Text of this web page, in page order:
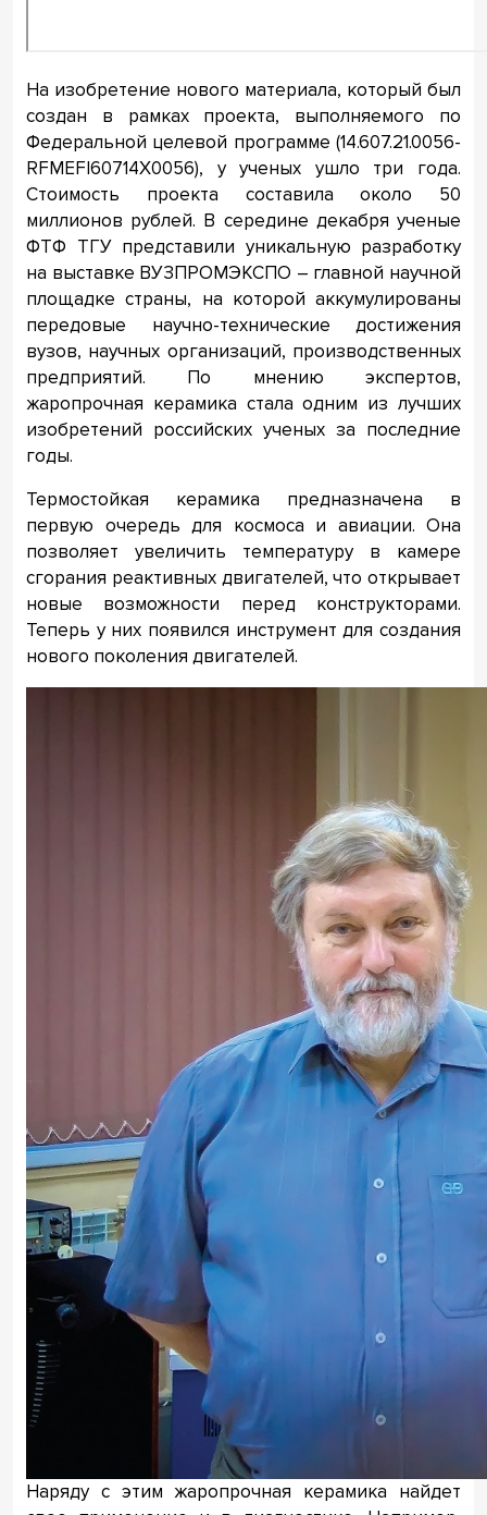
На изобретение нового материала, который был
создан в рамках проекта, выполняемого по
Федеральной целевой программе (14.607.21.0056-
RFMEFI60714X0056), у ученых ушло три года.
Стоимость проекта составила около 50
миллионов рублей. В середине декабря ученые
ФТФ ТГУ представили уникальную разработку
на выставке ВУЗПРОМЭКСПО – главной научной
площадке страны, на которой аккумулированы
передовые научно-технические достижения
вузов, научных организаций, производственных
предприятий. По мнению экспертов,
жаропрочная керамика стала одним из лучших
изобретений российских ученых за последние
годы.
Термостойкая керамика предназначена в
первую очередь для космоса и авиации. Она
позволяет увеличить температуру в камере
сгорания реактивных двигателей, что открывает
новые возможности перед конструкторами.
Теперь у них появился инструмент для создания
нового поколения двигателей.
Наряду с этим жаропрочная керамика найдет